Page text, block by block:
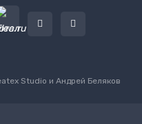
Studio и Андрей Беляков